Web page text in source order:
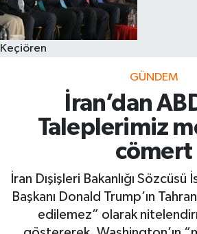
Keçiören
GÜNDEM
İran’dan
Taleplerimiz
cömert
İran Dışişleri Bakanlığı Sözcüsü
Başkanı Donald Trump’ın
edilemez” olarak